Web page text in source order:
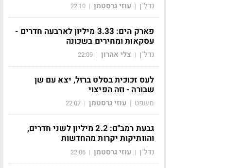
נדל"ן | עוזי גרסטמן |
22:10
פארק הים: 3.33 מיליון לארבעה חדרים -
עסקאות ומחירים בשכונה
נדל"ן | צלי אהרון |
22:09
לעס זכוכית בסלט ברזל, יצא עם שן
שבורה - וזה הפיצוי
משפט | עוזי גרסטמן |
22:07
גבעת רמב"ם: 2.2 מיליון לשני חדרים,
והוותיקות יקרות מהחדשות
נדל"ן | עוזי גרסטמן |
22:06